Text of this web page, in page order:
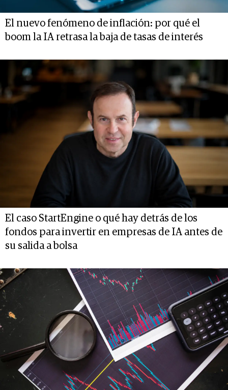
El nuevo fenómeno de inflación: por qué el
boom la IA retrasa la baja de tasas de interés
El caso StartEngine o qué hay detrás de los
fondos para invertir en empresas de IA antes de
su salida a bolsa